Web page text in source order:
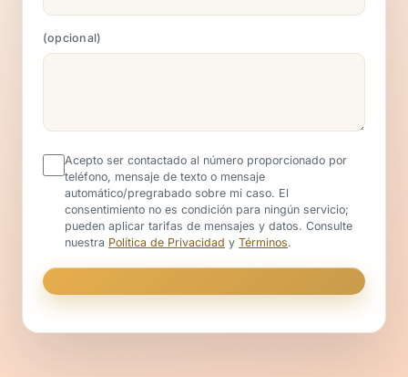
opcional
Acepto ser contactado al número proporcionado por
teléfono, mensaje de texto o mensaje
automático/pregrabado sobre mi caso. El
consentimiento no es condición para ningún servicio;
pueden aplicar tarifas de mensajes y datos. Consulte
nuestra Política de Privacidad y Términos.